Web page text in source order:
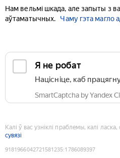
Нам вельмі шкада, але запыты з
аўтаматычных.
Чаму гэта магло
Я не робат
Націсніце, каб
SmartCaptcha by Yandex
Калі ў вас узніклі праблемы, калі
сувязі
9181966042721581235:1786089397